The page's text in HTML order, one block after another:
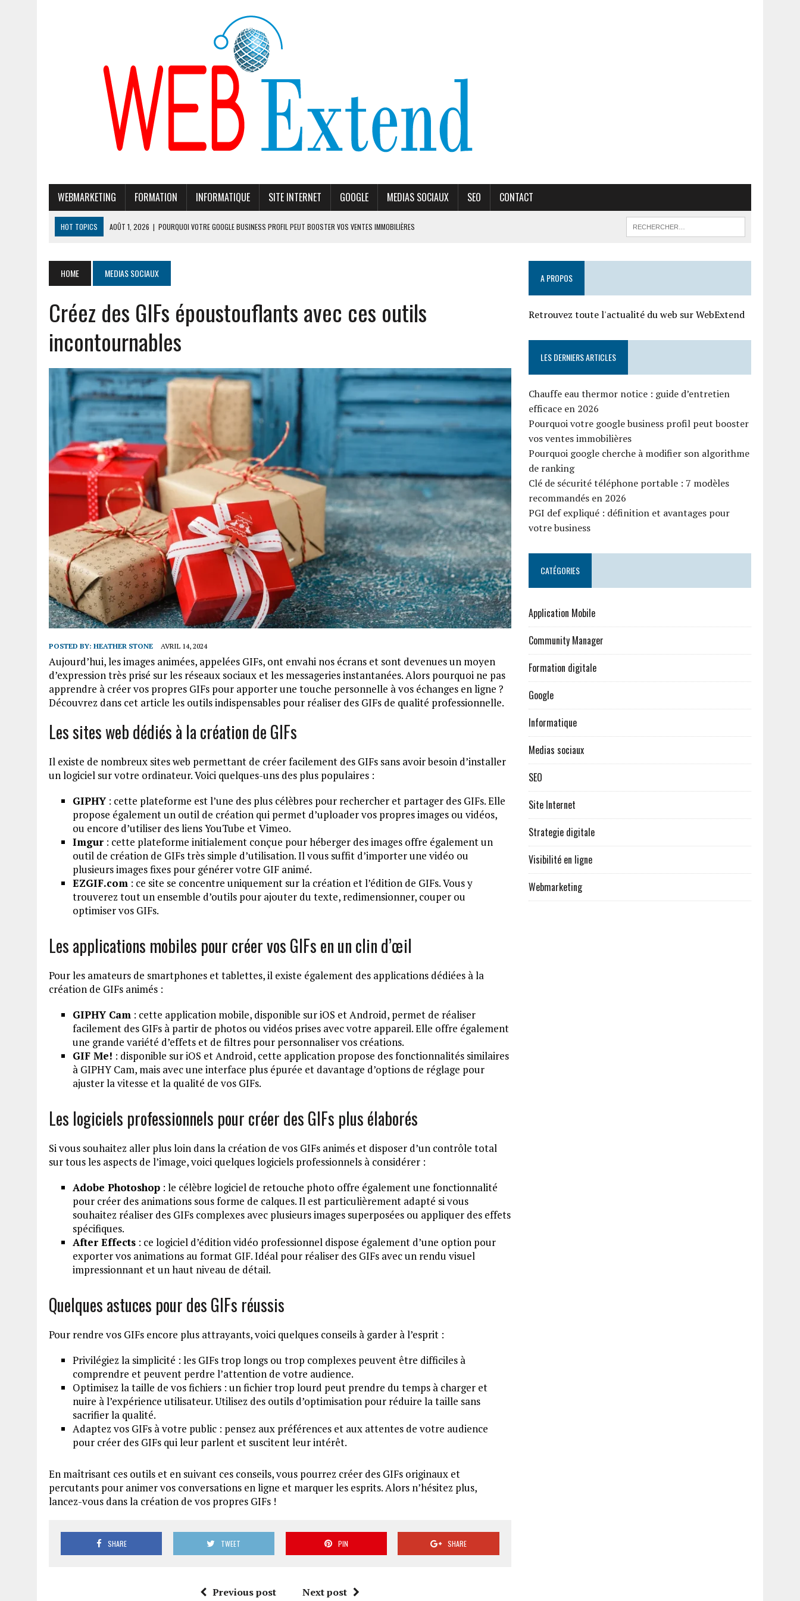
WEBMARKETING FORMATION INFORMATIQUE SITE INTERNET GOOGLE MEDIAS SOCIAUX SEO CONTACT
HOT TOPICS AOÛT 1, 2026 | POURQUOI VOTRE GOOGLE BUSINESS PROFIL PEUT BOOSTER VOS VENTES IMMOBILIÈRES
JUILLET 20, 2026 | PGI DEF EXPLIQUÉ : DÉFINITION ET AVANTAGES POUR VOTRE BUSINESS
AOÛT 5, 2026
CHAUFFE EAU THERMOR NOTICE : GUIDE D’ENTRETIEN EFFICACE EN 2026
HOME MEDIAS SOCIAUX
Créez des GIFs époustouflants avec ces outils
incontournables
POSTED BY: HEATHER STONE AVRIL 14, 2024
Aujourd’hui, les images animées, appelées GIFs, ont envahi nos écrans et sont devenues un moyen
d’expression très prisé sur les réseaux sociaux et les messageries instantanées. Alors pourquoi ne pas
apprendre à créer vos propres GIFs pour apporter une touche personnelle à vos échanges en ligne ?
Découvrez dans cet article les outils indispensables pour réaliser des GIFs de qualité professionnelle.
Les sites web dédiés à la création de GIFs
Il existe de nombreux sites web permettant de créer facilement des GIFs sans avoir besoin d’installer
un logiciel sur votre ordinateur. Voici quelques-uns des plus populaires :
GIPHY: cette plateforme est l’une des plus célèbres pour rechercher et partager des GIFs. Elle
propose également un outil de création qui permet d’uploader vos propres images ou vidéos,
ou encore d’utiliser des liens YouTube et Vimeo.
Imgur : cette plateforme initialement conçue pour héberger des images offre également un
outil de création de GIFs très simple d’utilisation. Il vous suffit d’importer une vidéo ou
plusieurs images fixes pour générer votre GIF animé.
EZGIF.com : ce site se concentre uniquement sur la création et l’édition de GIFs. Vous y
trouverez tout un ensemble d’outils pour ajouter du texte, redimensionner, couper ou
optimiser vos GIFs.
Les applications mobiles pour créer vos GIFs en un clin d’œil
Pour les amateurs de smartphones et tablettes, il existe également des applications dédiées à la
création de GIFs animés :
GIPHY Cam : cette application mobile, disponible sur iOS et Android, permet de réaliser
facilement des GIFs à partir de photos ou vidéos prises avec votre appareil. Elle offre également
une grande variété d’effets et de filtres pour personnaliser vos créations.
GIF Me! : disponible sur iOS et Android, cette application propose des fonctionnalités similaires
à GIPHY Cam, mais avec une interface plus épurée et davantage d’options de réglage pour
ajuster la vitesse et la qualité de vos GIFs.
Les logiciels professionnels pour créer des GIFs plus élaborés
Si vous souhaitez aller plus loin dans la création de vos GIFs animés et disposer d’un contrôle total
sur tous les aspects de l’image, voici quelques logiciels professionnels à considérer :
Adobe Photoshop : le célèbre logiciel de retouche photo offre également une fonctionnalité
pour créer des animations sous forme de calques. Il est particulièrement adapté si vous
souhaitez réaliser des GIFs complexes avec plusieurs images superposées ou appliquer des effets
spécifiques.
After Effects : ce logiciel d’édition vidéo professionnel dispose également d’une option pour
exporter vos animations au format GIF. Idéal pour réaliser des GIFs avec un rendu visuel
impressionnant et un haut niveau de détail.
Quelques astuces pour des GIFs réussis
Pour rendre vos GIFs encore plus attrayants, voici quelques conseils à garder à l’esprit :
Privilégiez la simplicité : les GIFs trop longs ou trop complexes peuvent être difficiles à
comprendre et peuvent perdre l’attention de votre audience.
Optimisez la taille de vos fichiers : un fichier trop lourd peut prendre du temps à charger et
nuire à l’expérience utilisateur. Utilisez des outils d’optimisation pour réduire la taille sans
sacrifier la qualité.
Adaptez vos GIFs à votre public : pensez aux préférences et aux attentes de votre audience
pour créer des GIFs qui leur parlent et suscitent leur intérêt.
En maîtrisant ces outils et en suivant ces conseils, vous pourrez créer des GIFs originaux et
percutants pour animer vos conversations en ligne et marquer les esprits. Alors n’hésitez plus,
lancez-vous dans la création de vos propres GIFs !
SHARE TWEET PIN SHARE
Previous post Next post
A PROPOS
Retrouvez toute l'actualité du web sur WebExtend
LES DERNIERS ARTICLES
Chauffe eau thermor notice : guide d’entretien
efficace en 2026
Pourquoi votre google business profil peut booster
vos ventes immobilières
Pourquoi google cherche à modifier son algorithme
de ranking
Clé de sécurité téléphone portable : 7 modèles
recommandés en 2026
PGI def expliqué : définition et avantages pour
votre business
CATÉGORIES
Application Mobile
Community Manager
Formation digitale
Google
Informatique
Medias sociaux
SEO
Site Internet
Strategie digitale
Visibilité en ligne
Webmarketing